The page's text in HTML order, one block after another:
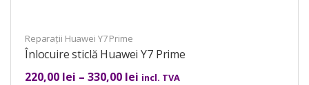
Reparații Huawei Y7 Prime
Înlocuire sticlă Huawei Y7 Prime
220,00 lei – 330,00 lei incl. TVA